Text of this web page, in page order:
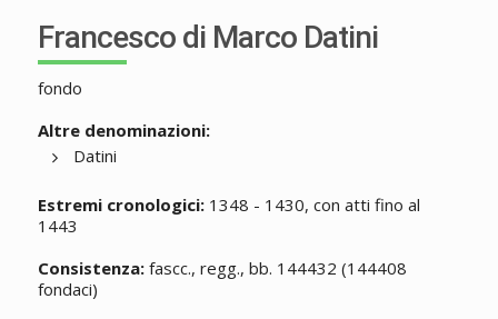
Francesco di Marco Datini
fondo
Altre denominazioni:
Datini
Estremi cronologici:1348 - 1430, con atti fino al
1443
Consistenza:fascc., regg., bb. 144432 (144408
fondaci)